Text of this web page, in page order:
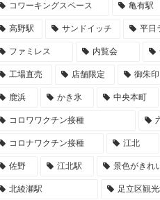
コワーキングスペース 亀有駅
高野駅 サンドイッチ 平日
ファミレス 内覧会
工場直売 店舗限定 御朱印
鹿浜 かき氷 中央本町
コロワワクチン接種
コロナワクチン接種 江北
佐野 江北駅 景色がきれ
北綾瀬駅 足立区観